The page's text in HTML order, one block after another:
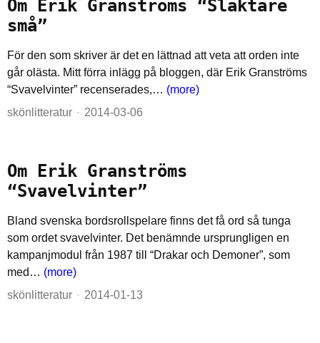
Om Erik Granströms “Slaktare
små”
För den som skriver är det en lättnad att veta att orden inte
går olästa. Mitt förra inlägg på bloggen, där Erik Granströms
“Svavelvinter” recenserades,… (more)
skönlitteratur
2014-03-06
Om Erik Granströms
“Svavelvinter”
Bland svenska bordsrollspelare finns det få ord så tunga
som ordet svavelvinter. Det benämnde ursprungligen en
kampanjmodul från 1987 till “Drakar och Demoner”, som
med… (more)
skönlitteratur
2014-01-13